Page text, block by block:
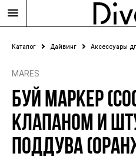
Каталог Дайвинг Аксессуары
MARES
БУЙ МАРКЕР
КЛАПАНОМ И
ПОДДУВА